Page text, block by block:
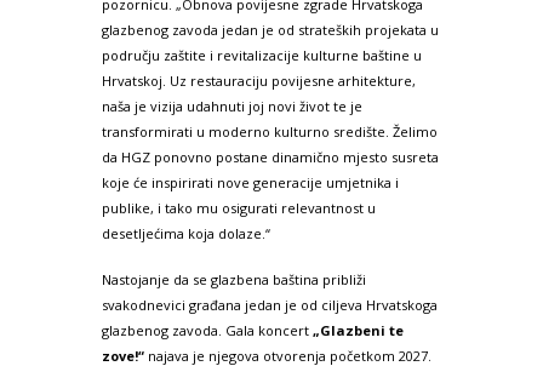
pozornicu. „Obnova povijesne zgrade Hrvatskoga
glazbenog zavoda jedan je od strateških projekata u
području zaštite i revitalizacije kulturne baštine u
Hrvatskoj. Uz restauraciju povijesne arhitekture,
naša je vizija udahnuti joj novi život te je
transformirati u moderno kulturno središte. Želimo
da HGZ ponovno postane dinamično mjesto susreta
koje će inspirirati nove generacije umjetnika i
publike, i tako mu osigurati relevantnost u
desetljećima koja dolaze.“
Nastojanje da se glazbena baština približi
svakodnevici građana jedan je od ciljeva Hrvatskoga
glazbenog zavoda. Gala koncert „Glazbeni te
zove!“ najava je njegova otvorenja početkom 2027.